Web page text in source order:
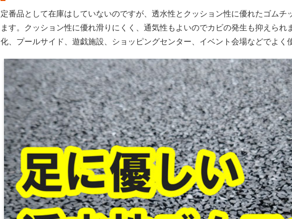
定番品として在庫はしていないのですが、透水性とクッション性に優れたゴムチ
ます。クッション性に優れ滑りにくく、通気性もよいのでカビの発生も抑えられ
化、プールサイド、遊戯施設、ショッピングセンター、イベント会場などでよく